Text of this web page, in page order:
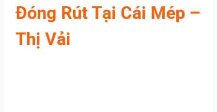
Đóng Rút Tại Cái Mép –
Thị Vải